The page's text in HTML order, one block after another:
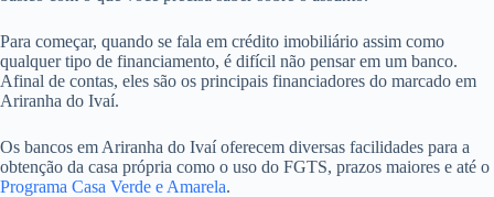
Para começar, quando se fala em crédito imobiliário assim como
qualquer tipo de financiamento, é difícil não pensar em um banco.
Afinal de contas, eles são os principais financiadores do marcado em
Ariranha do Ivaí.
Os bancos em Ariranha do Ivaí oferecem diversas facilidades para a
obtenção da casa própria como o uso do FGTS, prazos maiores e até o
Programa Casa Verde e Amarela.